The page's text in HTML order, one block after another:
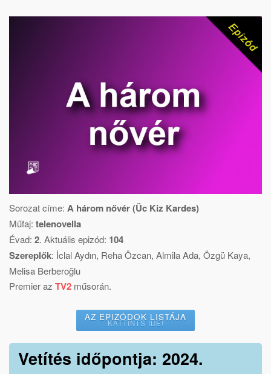
Sorozat címe: A három nővér (Üc Kiz Kardes)
Műfaj: telenovella
Évad: 2. Aktuális epizód: 104
Szereplők: İclal Aydın, Reha Özcan, Almila Ada, Özgü Kaya,
Melisa Berberoğlu
Premier az TV2 műsorán.
AZ EPIZÓDOK LISTÁJA
KATTINTS IDE!
Vetítés időpontja: 2024.